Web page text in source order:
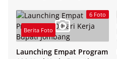
6 Foto
Berita Foto
Launching Empat Program